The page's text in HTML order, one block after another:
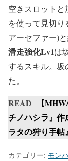
空きスロット
を使って見切
アーセファー)
滑走強化Lv1は
するスキル。坂
た。
READ
【
チノハシラ』
ラタの狩り手帖』
カテゴリー: モン